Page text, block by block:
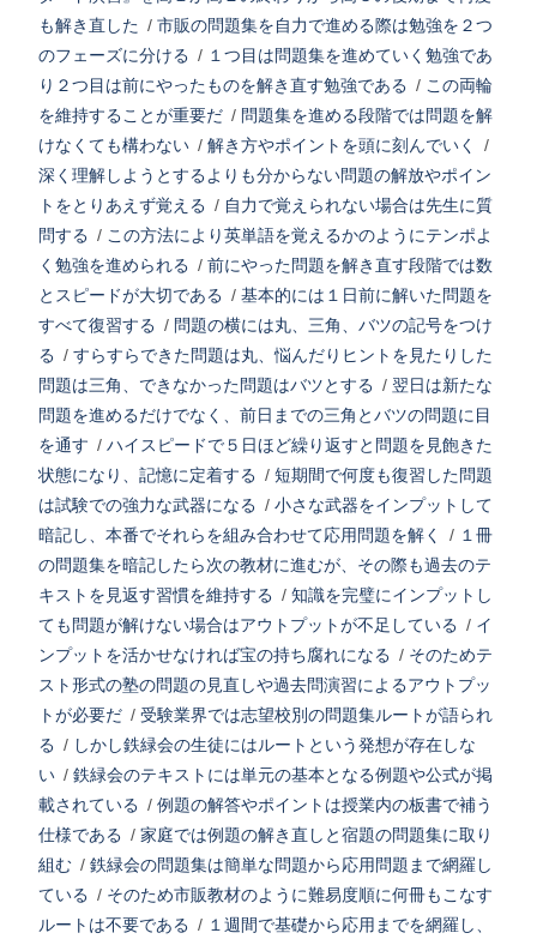
も解き直した / 市販の問題集を自力で進める際は勉強を２つ
のフェーズに分ける / １つ目は問題集を進めていく勉強であ
り２つ目は前にやったものを解き直す勉強である / この両輪
を維持することが重要だ / 問題集を進める段階では問題を解
けなくても構わない / 解き方やポイントを頭に刻んでいく
/
深く理解しようとするよりも分からない問題の解放やポイン
トをとりあえず覚える / 自力で覚えられない場合は先生に質
問する / この方法により英単語を覚えるかのようにテンポよ
く勉強を進められる / 前にやった問題を解き直す段階では数
とスピードが大切である / 基本的には１日前に解いた問題を
すべて復習する / 問題の横には丸、三角、バツの記号をつけ
る / すらすらできた問題は丸、悩んだりヒントを見たりした
問題は三角、できなかった問題はバツとする / 翌日は新たな
問題を進めるだけでなく、前日までの三角とバツの問題に目
を通す / ハイスピードで５日ほど繰り返すと問題を見飽きた
状態になり、記憶に定着する / 短期間で何度も復習した問題
は試験での強力な武器になる / 小さな武器をインプットして
暗記し、本番でそれらを組み合わせて応用問題を解く
/ １冊
の問題集を暗記したら次の教材に進むが、その際も過去のテ
キストを見返す習慣を維持する / 知識を完璧にインプットし
ても問題が解けない場合はアウトプットが不足している / イ
ンプットを活かせなければ宝の持ち腐れになる / そのためテ
スト形式の塾の問題の見直しや過去問演習によるアウトプッ
トが必要だ / 受験業界では志望校別の問題集ルートが語られ
る / しかし鉄緑会の生徒にはルートという発想が存在しな
い / 鉄緑会のテキストには単元の基本となる例題や公式が掲
載されている / 例題の解答やポイントは授業内の板書で補う
仕様である / 家庭では例題の解き直しと宿題の問題集に取り
組む / 鉄緑会の問題集は簡単な問題から応用問題まで網羅し
ている / そのため市販教材のように難易度順に何冊もこなす
ルートは不要である / １週間で基礎から応用までを網羅し、